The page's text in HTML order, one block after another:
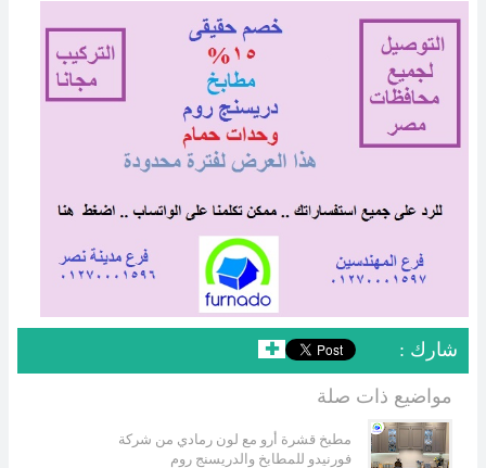
: شارك ✚
مواضيع ذات صلة
مطبخ قشرة أرو مع لون رمادي من شركة
فورنيدو للمطابخ والدريسنج روم